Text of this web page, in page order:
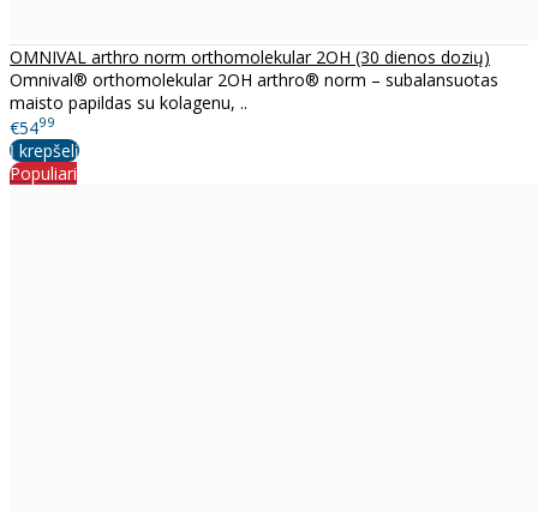
OMNIVAL arthro norm orthomolekular 2OH (30 dienos dozių)
Omnival® orthomolekular 2OH arthro® norm – subalansuotas
maisto papildas su kolagenu, ..
€5499
Į krepšelį
Populiari